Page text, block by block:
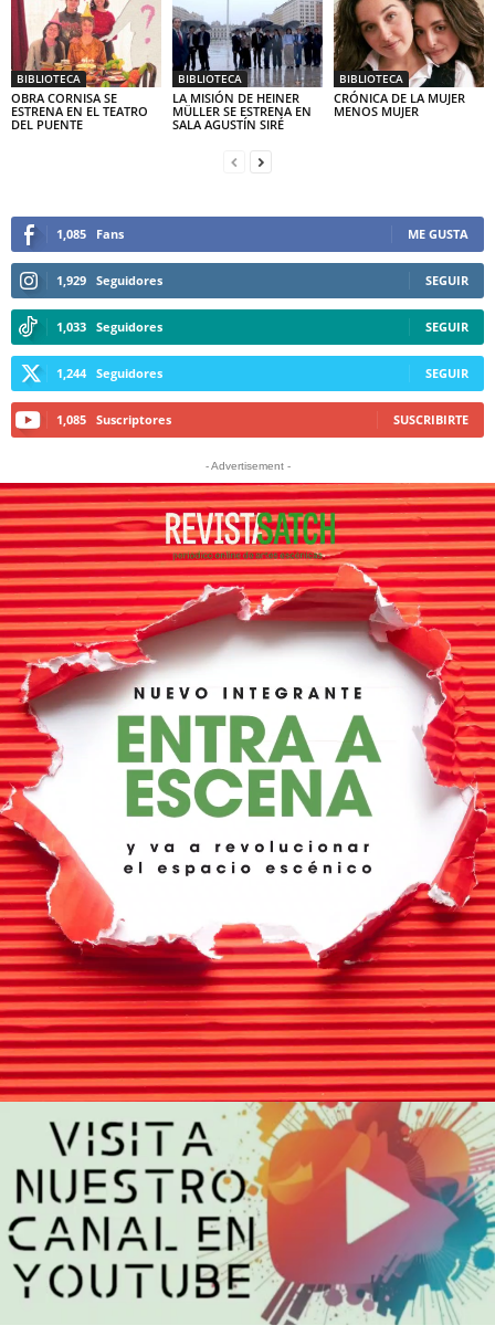
BIBLIOTECA
OBRA CORNISA SE
ESTRENA EN EL TEATRO
DEL PUENTE
BIBLIOTECA
LA MISIÓN DE HEINER
MÜLLER SE ESTRENA EN
SALA AGUSTÍN SIRÉ
BIBLIOTECA
CRÓNICA DE LA MUJER
MENOS MUJER
1,085 Fans ME GUSTA
1,929 Seguidores SEGUIR
1,033 Seguidores SEGUIR
1,244 Seguidores SEGUIR
1,085 Suscriptores SUSCRIBIRTE
- Advertisement -